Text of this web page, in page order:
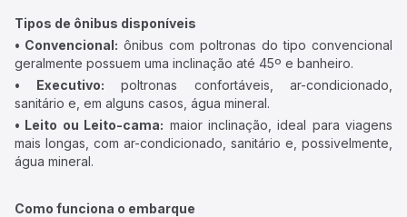
Tipos de ônibus disponíveis
• Convencional: ônibus com poltronas do tipo convencional
geralmente possuem uma inclinação até 45º e banheiro.
• Executivo: poltronas confortáveis, ar-condicionado,
sanitário e, em alguns casos, água mineral.
• Leito ou Leito-cama: maior inclinação, ideal para viagens
mais longas, com ar-condicionado, sanitário e, possivelmente,
água mineral.
Como funciona o embarque